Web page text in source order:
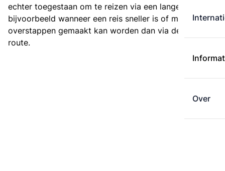
Over
echter toegestaan om te reizen via een langere route,
bijvoorbeeld wanneer een reis sneller is of met minder
overstappen gemaakt kan worden dan via de kortste
route.